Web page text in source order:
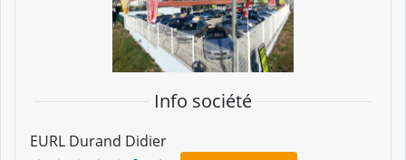
Info société
EURL Durand Didier